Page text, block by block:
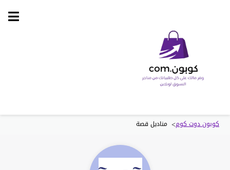
Skip
كوبون دوت كوم> مناديل قصة